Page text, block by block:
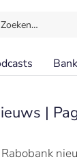
Zoeken…
|